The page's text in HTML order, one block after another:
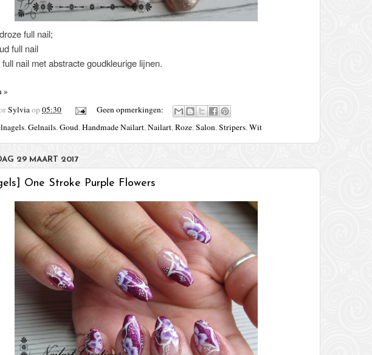
full nail;
full nail
nail met abstracte goudkleurige lijnen.
»
Sylviaop05:30
Geen opmerkingen:
,Gelnails,Goud,Handmade Nailart,Nailart,Roze,Salon,Stripers,Wit
29 MAART 2017
One Stroke Purple Flowers